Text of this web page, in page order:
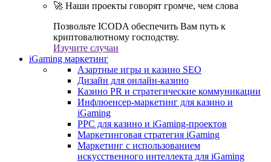
🚀 Наши проекты говорят громче, чем слова
Позвольте ICODA обеспечить Вам путь к
криптовалютному господству.
Изучите случаи
iGaming маркетинг
Азартные игры и казино SEO
Дизайн для онлайн-казино
Казино PR и стратегические коммуникации
Инфлюенсер-маркетинг для казино и
iGaming
PPC для казино и iGaming-проектов
Маркетинговая стратегия iGaming
Маркетинг с использованием
искусственного интеллекта для iGaming